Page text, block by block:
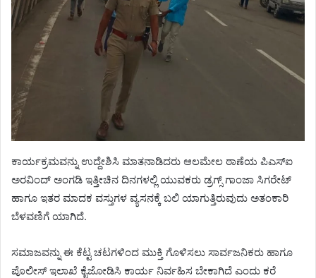
ಕಾರ್ಯಕ್ರಮವನ್ನು ಉದ್ದೇಶಿಸಿ ಮಾತನಾಡಿದರು ಆಲಮೇಲ ಠಾಣೆಯ ಪಿಎಸ್ಐ
ಅರವಿಂದ್ ಅಂಗಡಿ ಇತ್ತೀಚಿನ ದಿನಗಳಲ್ಲಿ ಯುವಕರು ಡ್ರಗ್ಸ್ ಗಾಂಜಾ ಸಿಗರೇಟ್
ಹಾಗೂ ಇತರ ಮಾದಕ ವಸ್ತುಗಳ ವ್ಯಸನಕ್ಕೆ ಬಲಿ ಯಾಗುತ್ತಿರುವುದು ಅತಂಕಾರಿ
ಬೆಳವಣಿಗೆ ಯಾಗಿದೆ.
ಸಮಾಜವನ್ನು ಈ ಕೆಟ್ಟ ಚಟಗಳಿಂದ ಮುಕ್ತಿ ಗೊಳಿಸಲು ಸಾರ್ವಜನಿಕರು ಹಾಗೂ
ಪೊಲೀಸ್ ಇಲಾಖೆ ಕೈಜೋಡಿಸಿ ಕಾರ್ಯ ನಿರ್ವಹಿಸ ಬೇಕಾಗಿದೆ ಎಂದು ಕರೆ